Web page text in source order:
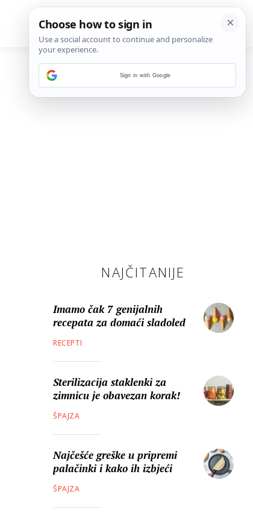
NAJČITANIJE
Imamo čak 7 genijalnih
recepata za domaći sladoled
RECEPTI
Sterilizacija staklenki za
zimnicu je obavezan korak!
ŠPAJZA
Najčešće greške u pripremi
palačinki i kako ih izbjeći
ŠPAJZA
Sign in with Google